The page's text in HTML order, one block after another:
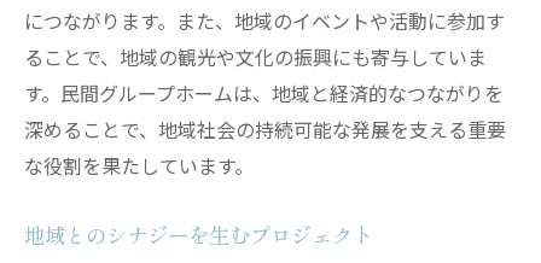
につながります。また、地域のイベントや活動に参加す
ることで、地域の観光や文化の振興にも寄与していま
す。民間グループホームは、地域と経済的なつながりを
深めることで、地域社会の持続可能な発展を支える重要
な役割を果たしています。
地域とのシナジーを生むプロジェクト